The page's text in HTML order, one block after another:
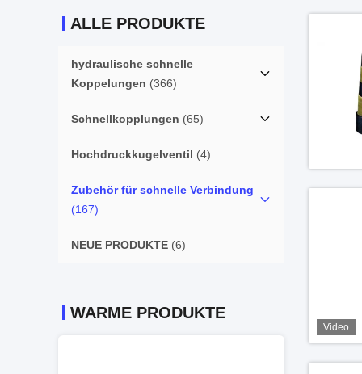
ALLE PRODUKTE
hydraulische schnelle
Koppelungen (366)
Schnellkopplungen (65)
Hochdruckkugelventil (4)
Zubehör für schnelle Verbindung
(167)
NEUE PRODUKTE (6)
WARME PRODUKTE
Video